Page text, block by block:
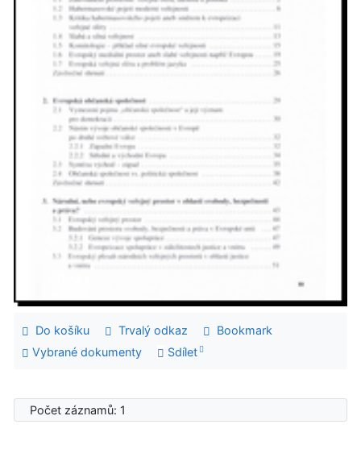
Do košíku Trvalý odkaz
Bookmark
Vybrané dokumenty
Sdílet
Počet záznamů: 1